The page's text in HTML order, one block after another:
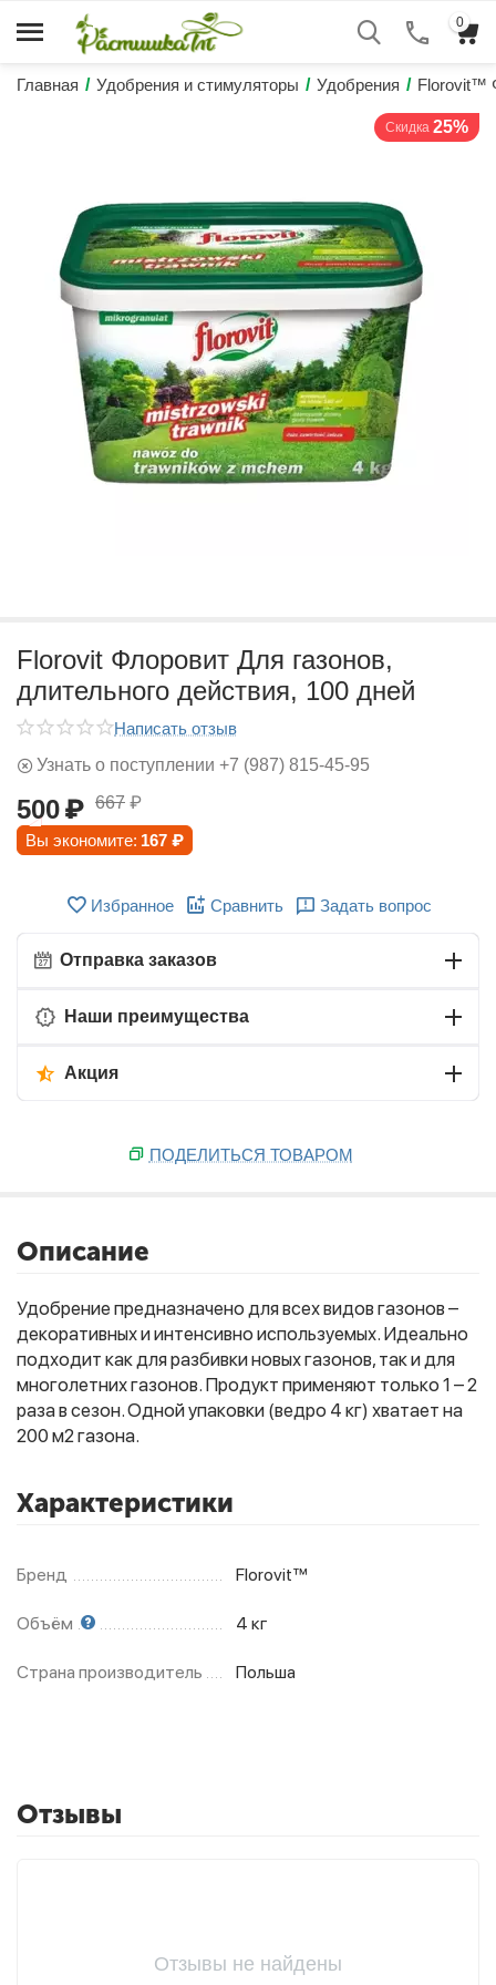
Фитолампы
0
Главная / Удобрения и стимуляторы / Удобрения / Florovit™
Скидка 25%
Florovit Флоровит Для газонов,
длительного действия, 100 дней
Написать отзыв
Узнать о поступлении +7 (987) 815-45-95
500₽ 667 ₽
Вы экономите: 167 ₽
Избранное Сравнить Задать вопрос
Отправка заказов
Наши преимущества
Акция
ПОДЕЛИТЬСЯ ТОВАРОМ
Описание
Удобрение предназначено для всех видов газонов –
декоративных и интенсивно используемых. Идеально
подходит как для разбивки новых газонов, так и для
многолетних газонов. Продукт применяют только 1 – 2
раза в сезон. Одной упаковки (ведро 4 кг) хватает на
200 м2 газона.
Характеристики
Бренд Florovit™
Объём 4 кг
Страна производитель Польша
Отзывы
Отзывы не найдены